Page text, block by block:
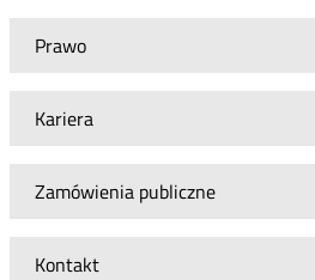
Prawo
Kariera
Zamówienia publiczne
Kontakt